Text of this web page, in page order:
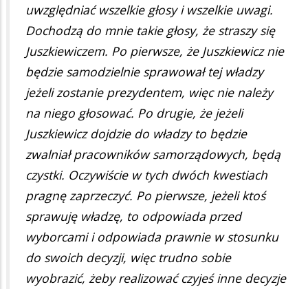
uwzględniać wszelkie głosy i wszelkie uwagi.
Dochodzą do mnie takie głosy, że straszy się
Juszkiewiczem. Po pierwsze, że Juszkiewicz nie
będzie samodzielnie sprawował tej władzy
jeżeli zostanie prezydentem, więc nie należy
na niego głosować. Po drugie, że jeżeli
Juszkiewicz dojdzie do władzy to będzie
zwalniał pracowników samorządowych, będą
czystki. Oczywiście w tych dwóch kwestiach
pragnę zaprzeczyć. Po pierwsze, jeżeli ktoś
sprawuję władzę, to odpowiada przed
wyborcami i odpowiada prawnie w stosunku
do swoich decyzji, więc trudno sobie
wyobrazić, żeby realizować czyjeś inne decyzje